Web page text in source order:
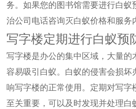
务。如果您的图书馆需要进行白蚁
治公司电话咨询灭白蚁价格和服务
写字楼定期进行白蚁预
写字楼是办公的集中区域，大量的
容易吸引白蚁。白蚁的侵害会损坏
响写字楼的正常使用。定期对写字
至关重要，可以及时发现并处理白